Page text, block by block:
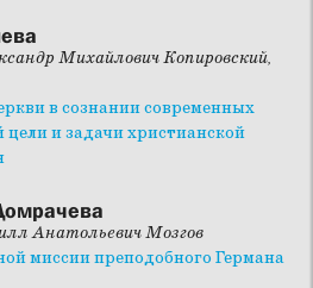
Михайлович Копировский,
в сознании современных
и задачи христианской
Анатольевич Мозгов
миссии преподобного Германа